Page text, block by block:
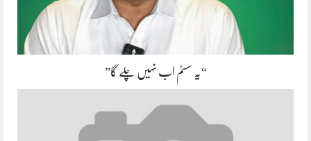
“یہ سسٹم اب نہیں چلے گا”